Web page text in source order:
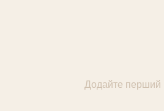
Додайте перший